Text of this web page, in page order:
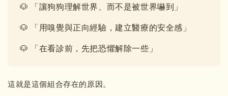
🐶 「讓狗狗理解世界、而不是被世界嚇到」
🐶 「用嗅覺與正向經驗，建立醫療的安全感」
🐶 「在看診前，先把恐懼解除一些」
這就是這個組合存在的原因。